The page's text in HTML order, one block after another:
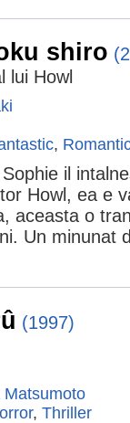
shiro
lui Howl
,
il
Howl, ea e
aceasta o
Un minunat
(1997)
Matsumoto
, Thriller